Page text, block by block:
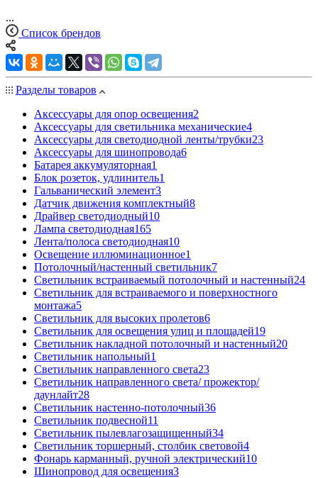
...
Список брендов
Разделы товаров
Аксессуары для опор освещения2
Аксессуары для светильника механические4
Аксессуары для светодиодной ленты/трубки23
Аксессуары для шинопровода6
Батарея аккумуляторная1
Блок розеток, удлинитель1
Гальванический элемент3
Датчик движения комплектный8
Драйвер светодиодный10
Лампа светодиодная165
Лента/полоса светодиодная10
Освещение иллюминационное1
Потолочный/настенный светильник7
Светильник встраиваемый потолочный и настенный24
Светильник для встраиваемого и поверхностного
монтажа5
Светильник для высоких пролетов6
Светильник для освещения улиц и площадей19
Светильник накладной потолочный и настенный20
Светильник напольный1
Светильник направленного света23
Светильник направленного света/ прожектор/
даунлайт28
Светильник настенно-потолочный36
Светильник подвесной11
Светильник пылевлагозащищенный34
Светильник торшерный, столбик световой4
Фонарь карманный, ручной электрический10
Шинопровод для освещения3